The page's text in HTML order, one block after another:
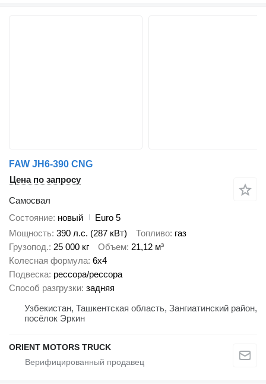
FAW JH6-390 CNG
Цена по запросу
Самосвал
Состояние новый
Euro 5
Мощность 390 л.с. (287 кВт) Топливо газ
Грузопод. 25 000 кг Объем 21,12 м³
Колесная формула 6x4
Подвеска рессора/рессора
Способ разгрузки задняя
Узбекистан, Ташкентская область, Зангиатинский район,
посёлок Эркин
ORIENT MOTORS TRUCK